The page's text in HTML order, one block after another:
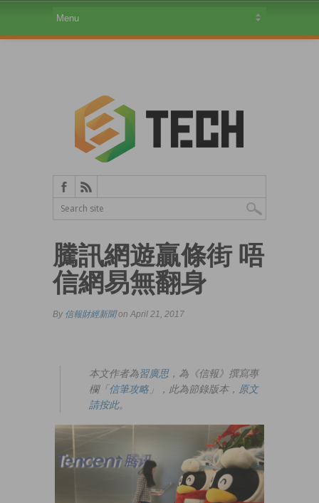
騰訊網遊贏條街 唔
信網易無翻身
By 信報財經新聞on April 21, 2017
本文作者為習廣思，為《信報》撰寫專
欄「信筆攻略 」，此為節錄版本， 原文
請按此。